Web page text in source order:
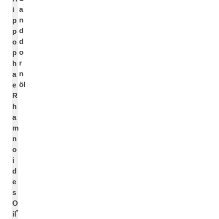
i
p
p
o
p
h
a
e
R
h
a
m
n
o
i
d
e
s
O
il*
a
n
d
d
o
r
n
öl